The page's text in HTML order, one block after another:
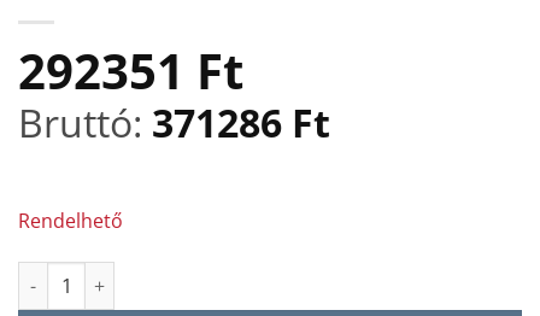
292351 Ft
Bruttó: 371286 Ft
Rendelhető
Panoramaxx Hybrid - Lézer hegesztőpajzs mennyiség